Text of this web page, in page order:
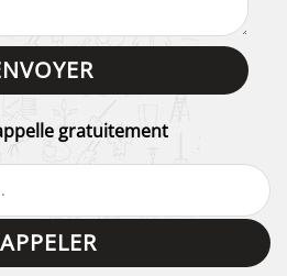
gratuitement